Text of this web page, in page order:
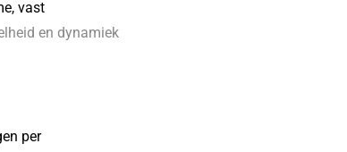
vast
en dynamiek
per